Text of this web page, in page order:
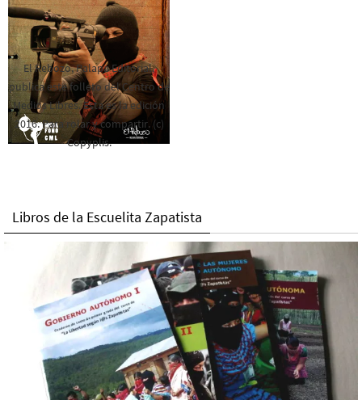
El Rebozo, Palapa Editorial,
publica este folleto del Centro de
Medios Libres. Esta es la edición
2016. Para rolar y compartir. (c)
Copyplis.
Libros de la Escuelita Zapatista